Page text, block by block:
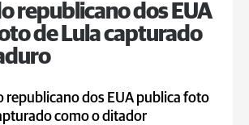
republicano dos EUA
de Lula capturado
republicano dos EUA publica foto
como o ditador